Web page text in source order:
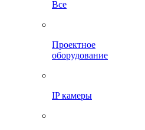
Все
Проектное
оборудование
IP камеры